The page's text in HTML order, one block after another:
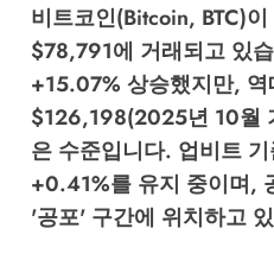
비트코인(Bitcoin, BTC)
$78,791에 거래되고 있
+15.07% 상승했지만, 역
$126,198(2025년 10월
은 수준입니다. 업비트
+0.41%를 유지 중이며,
'공포' 구간에 위치하고